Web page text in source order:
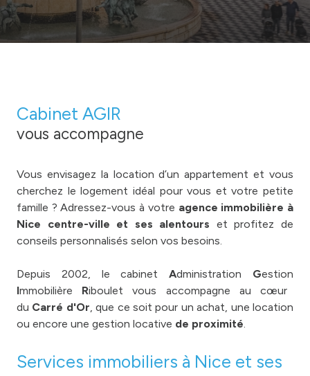
Cabinet AGIR
vous accompagne
Vous envisagez la location d’un appartement et vous
cherchez le logement idéal pour vous et votre petite
famille ? Adressez-vous à votre agence immobilière à
Nice centre-ville et ses alentours et profitez de
conseils personnalisés selon vos besoins.
Depuis 2002, le cabinetAdministration Gestion
Immobilière Riboulet vous accompagne au cœur
du Carré d'Or, que ce soit pour un achat, une location
ou encore une gestion locative de proximité.
Services immobiliers à Nice et ses